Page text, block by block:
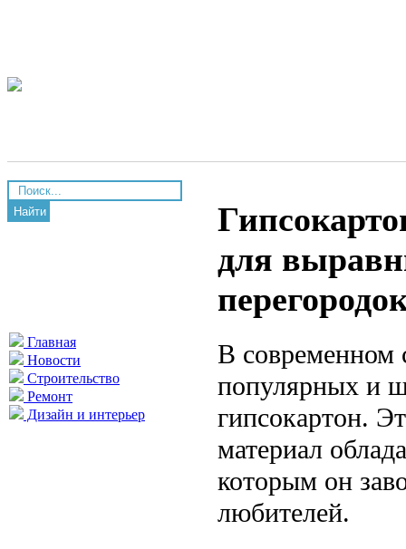
Найти
Главная
Новости
Строительство
Ремонт
Дизайн и интерьер
для
В современном
популярных и
гипсокартон.
материал
которым он
любителей.